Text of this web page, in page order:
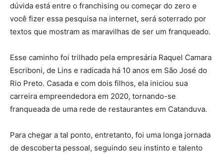
dúvida está entre o franchising ou começar do zero e
você fizer essa pesquisa na internet, será soterrado por
textos que mostram as maravilhas de ser um franqueado.
Esse caminho foi trilhado pela empresária Raquel Camara
Escriboni, de Lins e radicada há 10 anos em São José do
Rio Preto. Casada e com dois filhos, ela iniciou sua
carreira empreendedora em 2020, tornando-se
franqueada de uma rede de restaurantes em Catanduva.
Para chegar a tal ponto, entretanto, foi uma longa jornada
de descoberta pessoal, seguindo seu instinto e talento